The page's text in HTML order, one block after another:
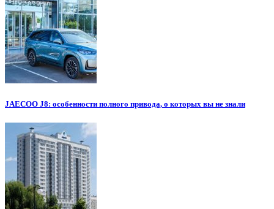
JAECOO J8: особенности полного привода, о которых вы не знали